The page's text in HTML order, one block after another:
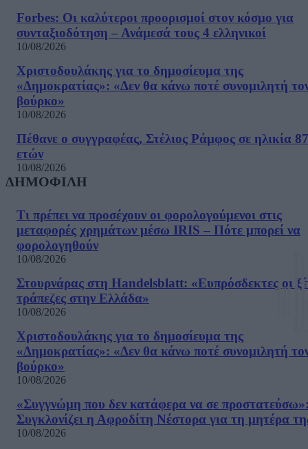
Forbes: Οι καλύτεροι προορισμοί στον κόσμο για
συνταξιοδότηση – Ανάμεσά τους 4 ελληνικοί
10/08/2026
Χριστοδουλάκης για το δημοσίευμα της
«Δημοκρατίας»: «Δεν θα κάνω ποτέ συνομιλητή
βούρκο»
10/08/2026
Πέθανε ο συγγραφέας, Στέλιος Ράμφος σε ηλικία 87
ετών
10/08/2026
ΔΗΜΟΦΙΛΗ
Τι πρέπει να προσέχουν οι φορολογούμενοι στις
μεταφορές χρημάτων μέσω IRIS – Πότε μπορεί να
φορολογηθούν
10/08/2026
Στουρνάρας στη Handelsblatt: «Ευπρόσδεκτες οι
τράπεζες στην Ελλάδα»
10/08/2026
Χριστοδουλάκης για το δημοσίευμα της
«Δημοκρατίας»: «Δεν θα κάνω ποτέ συνομιλητή
βούρκο»
10/08/2026
«Συγγνώμη που δεν κατάφερα να σε
Συγκλονίζει η Αφροδίτη Νέστορα για τη μητέρα
10/08/2026